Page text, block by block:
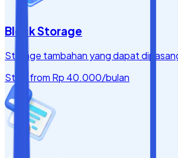
Block Storage
Storage tambahan yang dapat
Start from Rp 40.000/bulan